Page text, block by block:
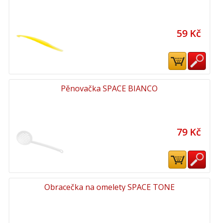
59 Kč
Pěnovačka SPACE BIANCO
79 Kč
Obracečka na omelety SPACE TONE